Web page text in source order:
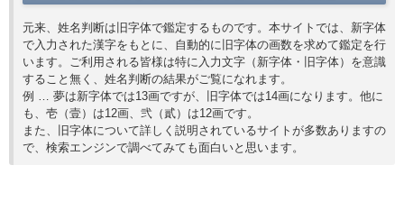
元来、姓名判断は旧字体で鑑定するものです。本サイトでは、新字体
で入力された漢字をもとに、自動的に旧字体の画数を求めて鑑定を行
います。ご利用される皆様は特に入力文字（新字体・旧字体）を意識
すること無く、姓名判断の結果がご覧になれます。
例 … 夢は新字体では13画ですが、旧字体では14画になります。他に
も、壱（壹）は12画、弐（貳）は12画です。
また、旧字体について詳しく説明されているサイトが多数ありますの
で、検索エンジンで調べてみても面白いと思います。